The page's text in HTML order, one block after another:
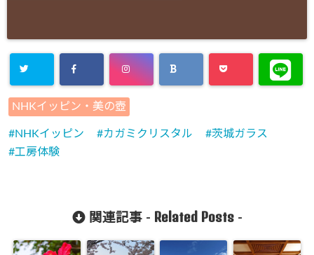
NHKイッピン・美の壺
NHKイッピン カガミクリスタル
茨城ガラス
工房体験
関連記事 - Related Posts-